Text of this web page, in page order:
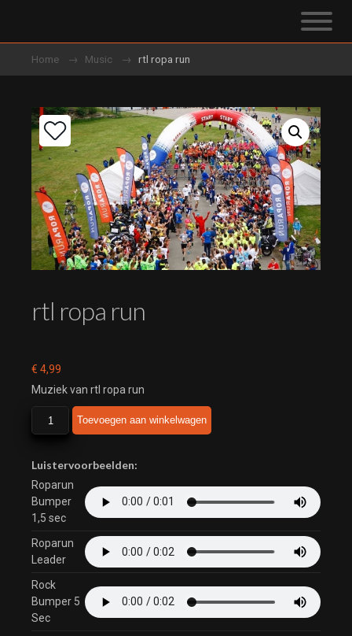
Home Music rtl ropa run
rtl ropa run
€ 4,99
Muziek van rtl ropa run
ropa
aantal
Toevoegen aan winkelwagen
Luistervoorbeelden:
Roparun
Bumper
1,5 sec
Roparun
Leader
Rock
Bumper 5
Sec